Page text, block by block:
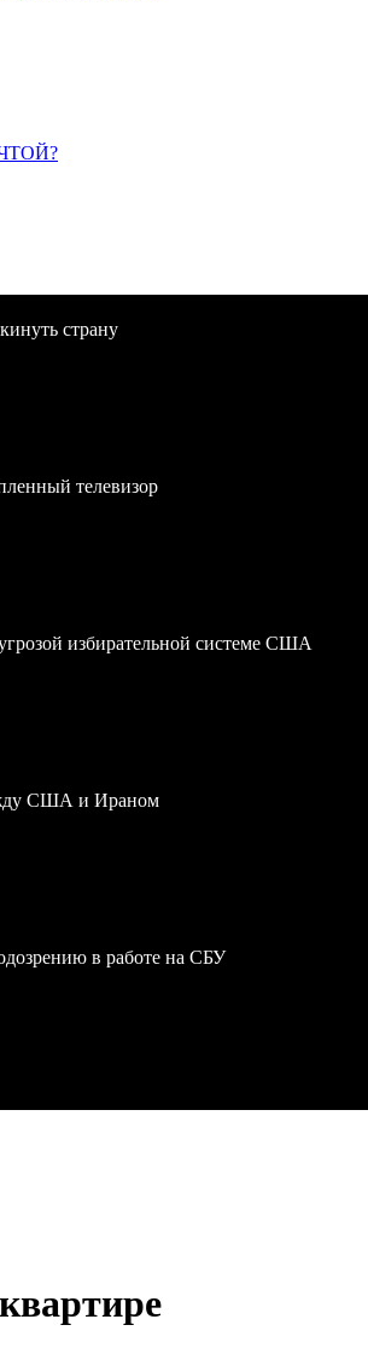
страну
телевизор
избирательной системе США
США и Ираном
в работе на СБУ